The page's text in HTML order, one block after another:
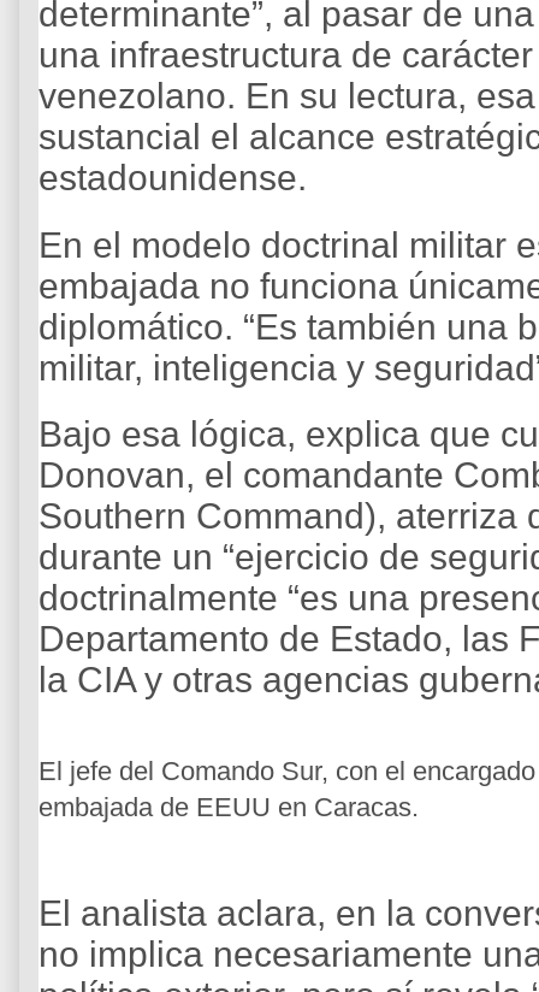
determinante”, al pasar de
una infraestructura de
venezolano. En su lectura,
sustancial el alcance
estadounidense.
En el modelo doctrinal militar
embajada no funciona
diplomático. “Es también una
militar, inteligencia y
Bajo esa lógica, explica que
Donovan, el comandante
Southern Command), aterriza
durante un “ejercicio de
doctrinalmente “es una
Departamento de Estado, las
la CIA y otras agencias
El jefe del Comando Sur, con el
embajada de EEUU en Caracas.
El analista aclara, en la
no implica necesariamente